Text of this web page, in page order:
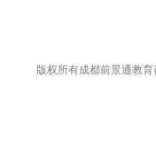
版权所有成都前景通教